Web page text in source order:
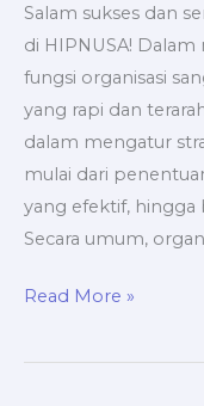
Salam sukses dan
di HIPNUSA!
fungsi organisasi
yang rapi dan
dalam mengatur
mulai dari
yang efektif, hingga
Secara umum,
Read More »